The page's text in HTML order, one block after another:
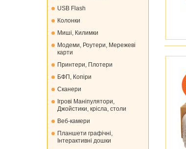
USB Flash
Колонки
Миші, Килимки
Модеми, Роутери, Мережеві
карти
Принтери, Плотери
БФП, Копіри
Сканери
Ігрові Маніпулятори,
Джойстики, крісла, столи
Веб-камери
Планшети графічні,
Інтерактивні дошки